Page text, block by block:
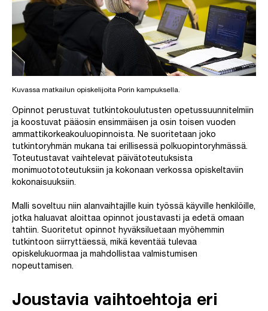
Kuvassa matkailun opiskelijoita Porin kampuksella.
Opinnot perustuvat tutkintokoulutusten opetussuunnitelmiin
ja koostuvat pääosin ensimmäisen ja osin toisen vuoden
ammattikorkeakouluopinnoista. Ne suoritetaan joko
tutkintoryhmän mukana tai erillisessä polkuopintoryhmässä.
Toteutustavat vaihtelevat päivätoteutuksista
monimuotototeutuksiin ja kokonaan verkossa opiskeltaviin
kokonaisuuksiin.
Malli soveltuu niin alanvaihtajille kuin työssä käyville henkilöille,
jotka haluavat aloittaa opinnot joustavasti ja edetä omaan
tahtiin. Suoritetut opinnot hyväksiluetaan myöhemmin
tutkintoon siirryttäessä, mikä keventää tulevaa
opiskelukuormaa ja mahdollistaa valmistumisen
nopeuttamisen.
Joustavia vaihtoehtoja eri